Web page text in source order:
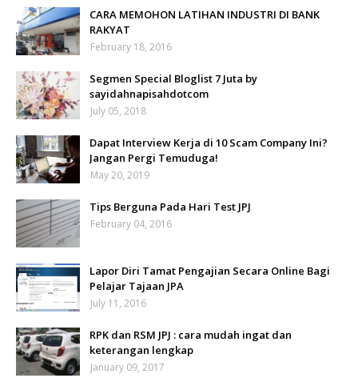
CARA MEMOHON LATIHAN INDUSTRI DI BANK
RAKYAT
February 18, 2016
Segmen Special Bloglist 7 Juta by
sayidahnapisahdotcom
July 05, 2018
Dapat Interview Kerja di 10 Scam Company Ini?
Jangan Pergi Temuduga!
May 20, 2019
Tips Berguna Pada Hari Test JPJ
February 04, 2016
Lapor Diri Tamat Pengajian Secara Online Bagi
Pelajar Tajaan JPA
July 11, 2016
RPK dan RSM JPJ : cara mudah ingat dan
keterangan lengkap
January 09, 2017